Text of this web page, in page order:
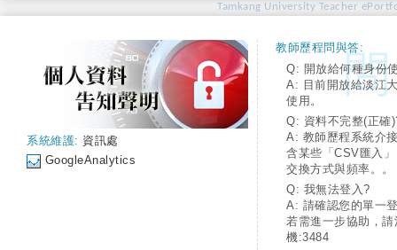
Tamkang University Teacher
系統維護: 資訊處
GoogleAnalytics
教師歷程問與答:
Q: 開放給何種身份
A: 目前開放給淡江
使用。
Q: 資料不完整(正確
A: 教師歷程系統介
含某些「CSV匯入
交換方式與頻率。。
Q: 我無法登入?
A: 請確認您的單一
若需進一步協助，
機:3484